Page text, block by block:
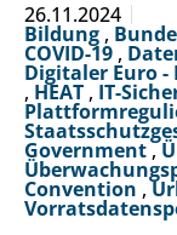
26.11.2024
Bildung ,
COVID-19 ,
Digitaler Euro -
, HEAT , IT-
Government,
Convention ,